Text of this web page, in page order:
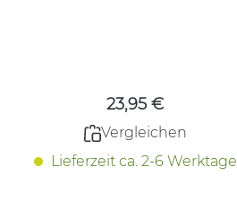
23,95 €
Vergleichen
Lieferzeit ca. 2-6 Werktage